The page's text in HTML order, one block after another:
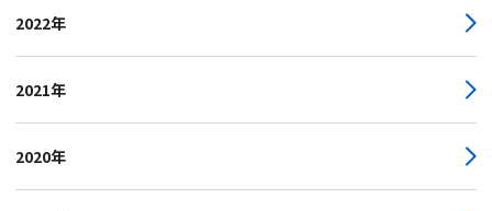
2022年
2021年
2020年